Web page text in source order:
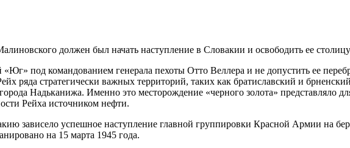
должен был начать наступление в Словакии и освободить ее столицу
под командованием генерала пехоты Отто Веллера и не допустить ее
ряда стратегически важных территорий, таких как братиславский и
Надьканижа. Именно это месторождение «черного золота» представляло
Рейха источником нефти.
зависело успешное наступление главной группировки Красной Армии на
на 15 марта 1945 года.